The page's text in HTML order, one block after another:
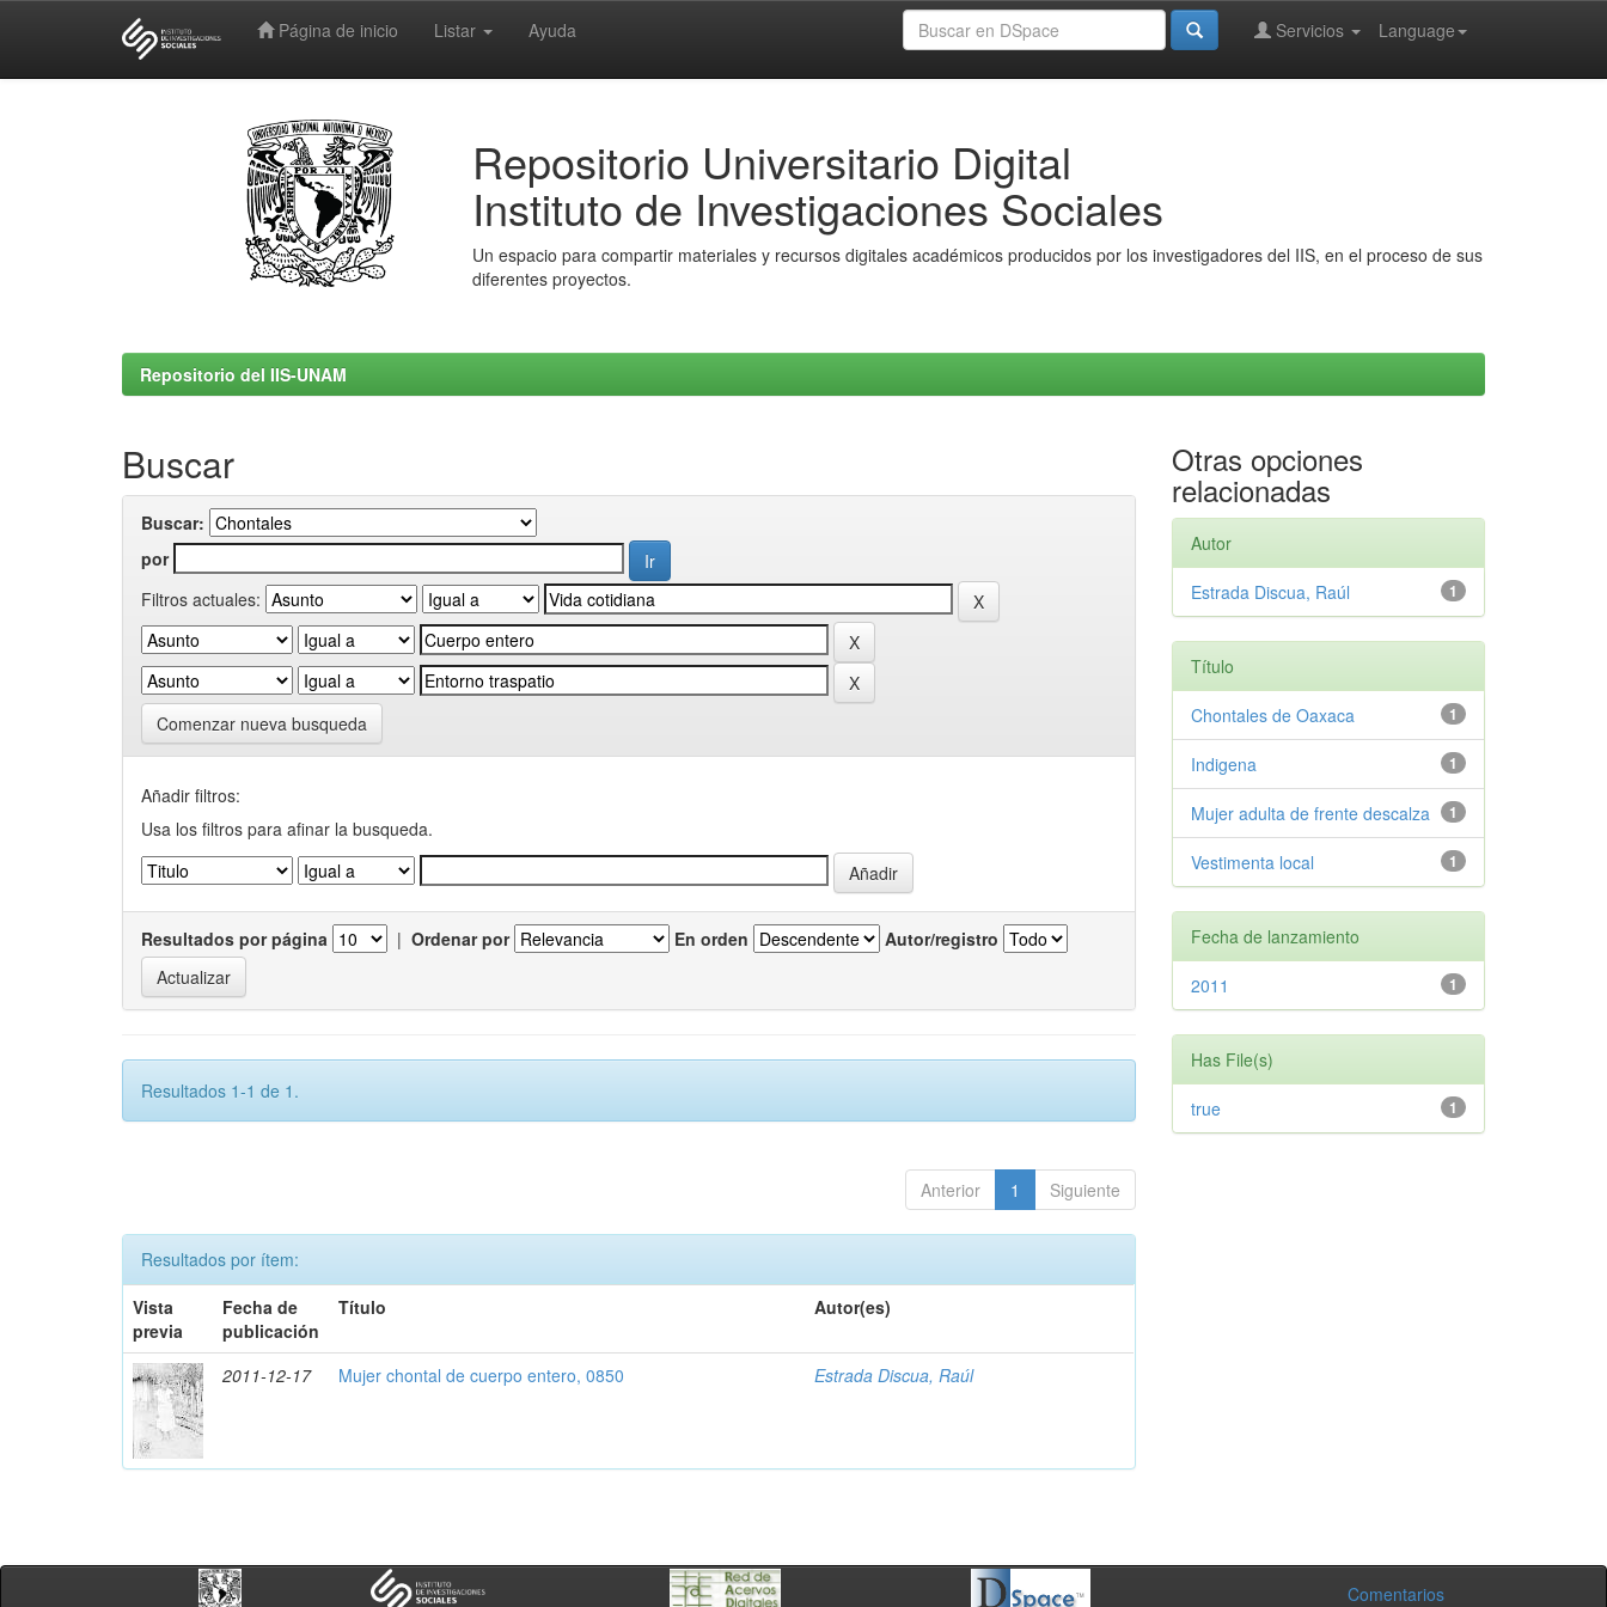
Página de inicio Listar Ayuda Language
Servicios
Repositorio Universitario Digital
Instituto de Investigaciones Sociales
Un espacio para compartir materiales y recursos digitales académicos producidos por los investigadores del IIS, en el proceso de sus
diferentes proyectos.
Repositorio del IIS-UNAM
Buscar
Buscar:
por
Filtros actuales:
Comenzar nueva busqueda
Añadir filtros:
Usa los filtros para afinar la busqueda.
Resultados por página | Ordenar por En orden Autor/registro
Resultados 1-1 de 1.
Anterior 1 Siguiente
Resultados por ítem:
Vista
previa
Fecha de
publicación
Título Autor(es)
2011-12-17 Mujer chontal de cuerpo entero, 0850 Estrada Discua, Raúl
Otras opciones
relacionadas
Autor
1
Estrada Discua, Raúl
Título
1
Chontales de Oaxaca
1
Indigena
1
Mujer adulta de frente descalza
1
Vestimenta local
Fecha de lanzamiento
1
2011
Has File(s)
1
true
Comentarios